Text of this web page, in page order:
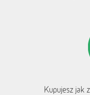
Kupujesz jak